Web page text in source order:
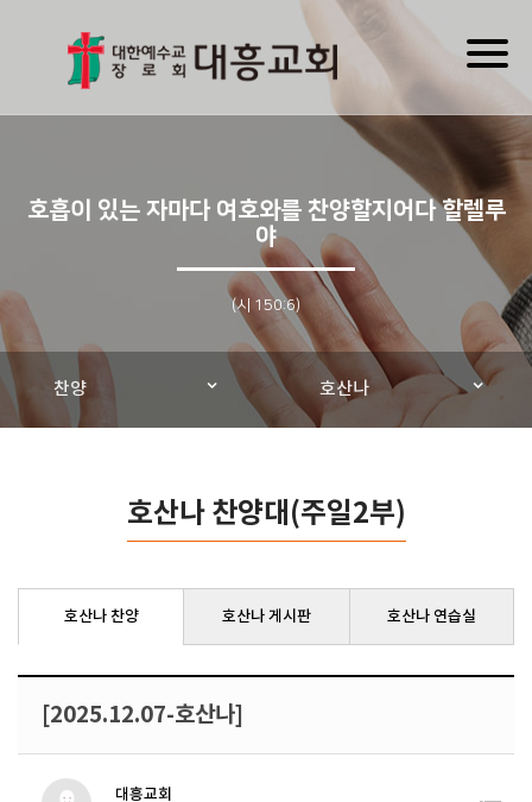
호흡이 있는 자마다 여호와를 찬양할지어다 할렐루
야
(시 150:6)
찬양 호산나
호산나 찬양대(주일2부)
호산나 찬양 호산나 게시판 호산나 연습실
[2025.12.07-호산나]
대흥교회